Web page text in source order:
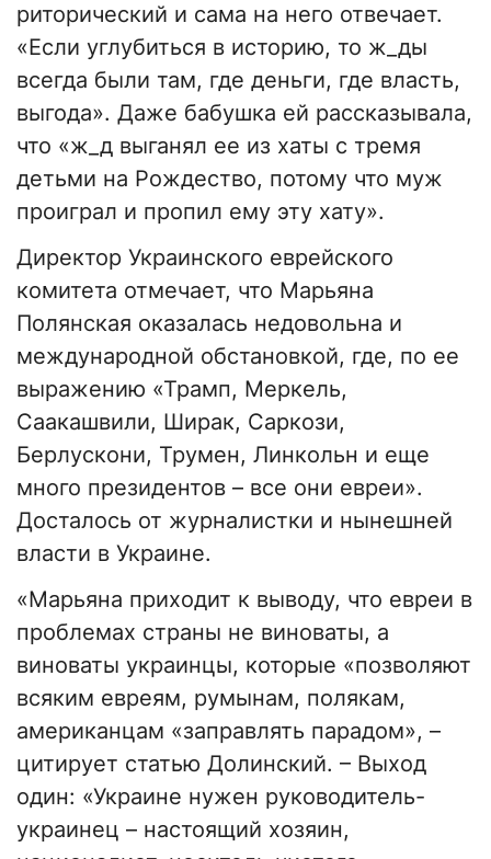
риторический и сама на него отвечает.
«Если углубиться в историю, то ж_ды
всегда были там, где деньги, где власть,
выгода». Даже бабушка ей рассказывала,
что «ж_д выганял ее из хаты с тремя
детьми на Рождество, потому что муж
проиграл и пропил ему эту хату».
Директор Украинского еврейского
комитета отмечает, что Марьяна
Полянская оказалась недовольна и
международной обстановкой, где, по ее
выражению «Трамп, Меркель,
Саакашвили, Ширак, Саркози,
Берлускони, Трумен, Линкольн и еще
много президентов – все они евреи».
Досталось от журналистки и нынешней
власти в Украине.
«Марьяна приходит к выводу, что евреи в
проблемах страны не виноваты, а
виноваты украинцы, которые «позволяют
всяким евреям, румынам, полякам,
американцам «заправлять парадом», –
цитирует статью Долинский. – Выход
один: «Украине нужен руководитель-
украинец – настоящий хозяин,